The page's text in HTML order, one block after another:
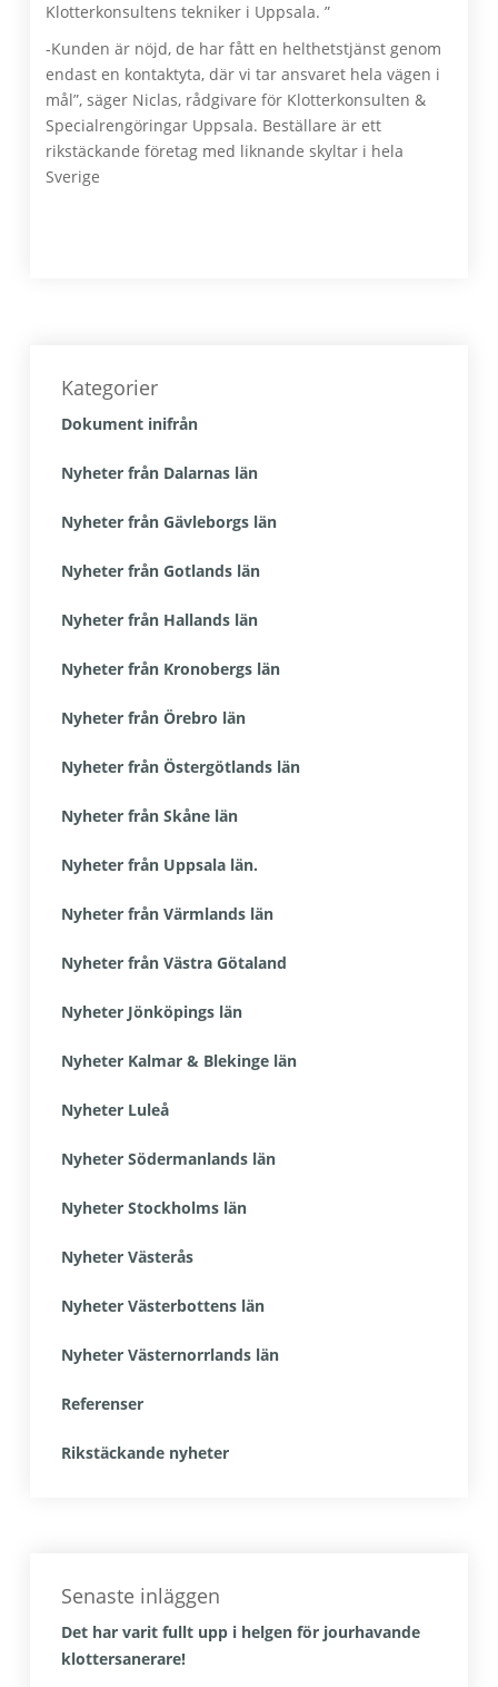
Klotterkonsultens tekniker i Uppsala. ”
-Kunden är nöjd, de har fått en helthetstjänst genom
endast en kontaktyta, där vi tar ansvaret hela vägen i
mål”, säger Niclas, rådgivare för Klotterkonsulten &
Specialrengöringar Uppsala. Beställare är ett
rikstäckande företag med liknande skyltar i hela
Sverige
sidofält
Kategorier
Dokument inifrån
Nyheter från Dalarnas län
Nyheter från Gävleborgs län
Nyheter från Gotlands län
Nyheter från Hallands län
Nyheter från Kronobergs län
Nyheter från Örebro län
Nyheter från Östergötlands län
Nyheter från Skåne län
Nyheter från Uppsala län.
Nyheter från Värmlands län
Nyheter från Västra Götaland
Nyheter Jönköpings län
Nyheter Kalmar & Blekinge län
Nyheter Luleå
Nyheter Södermanlands län
Nyheter Stockholms län
Nyheter Västerås
Nyheter Västerbottens län
Nyheter Västernorrlands län
Referenser
Rikstäckande nyheter
Senaste inläggen
Det har varit fullt upp i helgen för jourhavande
klottersanerare!